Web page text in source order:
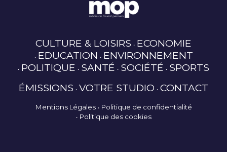
CULTURE & LOISIRS ECONOMIE
EDUCATION ENVIRONNEMENT
POLITIQUE SANTÉ SOCIÉTÉ SPORTS
ÉMISSIONS VOTRE STUDIO CONTACT
Mentions Légales
Politique de confidentialité
Politique des cookies